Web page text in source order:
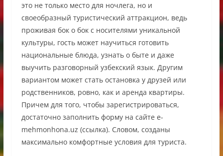
это не только место для ночлега, но и
своеобразный туристический аттракцион, ведь
проживая бок о бок с носителями уникальной
культуры, гость может научиться готовить
национальные блюда, узнать о быте и даже
выучить разговорный узбекский язык. Другим
вариантом может стать остановка у друзей или
родственников, ровно, как и аренда квартиры.
Причем для того, чтобы зарегистрироваться,
достаточно заполнить форму на сайте e-
mehmonhona.uz (ссылка). Словом, созданы
максимально комфортные условия для туриста.